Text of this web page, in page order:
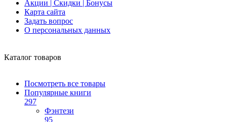
Акции | Скидки | Бонусы
Карта сайта
Задать вопрос
О персональных данных
Каталог товаров
Посмотреть все товары
Популярные книги
297
Фэнтези
95